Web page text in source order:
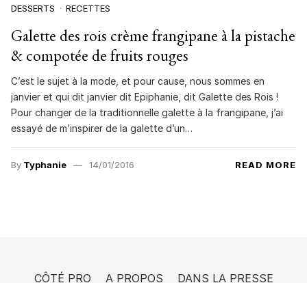
DESSERTS RECETTES
Galette des rois crème frangipane à la pistache
& compotée de fruits rouges
C’est le sujet à la mode, et pour cause, nous sommes en
janvier et qui dit janvier dit Epiphanie, dit Galette des Rois !
Pour changer de la traditionnelle galette à la frangipane, j’ai
essayé de m’inspirer de la galette d’un…
By Typhanie 14/01/2016 READ MORE
CÔTÉ PRO A PROPOS DANS LA PRESSE